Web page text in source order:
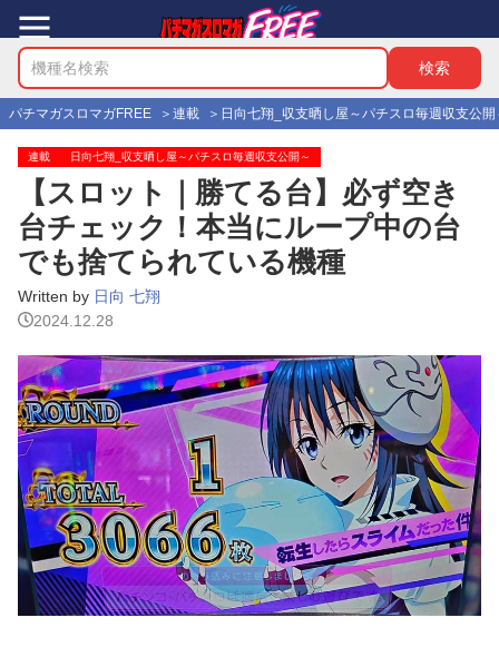
パチマガスロマガFREE 連載 日向七翔_収支晒し屋～パチスロ毎週収支公開
連載 日向七翔_収支晒し屋～パチスロ毎週収支公開～
【スロット｜勝てる台】必ず空き
台チェック！本当にループ中の台
でも捨てられている機種
Written by 日向 七翔
2024.12.28